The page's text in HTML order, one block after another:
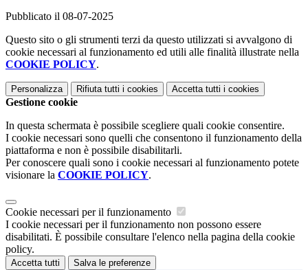
Pubblicato il 08-07-2025
Questo sito o gli strumenti terzi da questo utilizzati si avvalgono di
cookie necessari al funzionamento ed utili alle finalità illustrate nella
COOKIE POLICY.
Personalizza Rifiuta tutti i cookies Accetta tutti i cookies
Gestione cookie
In questa schermata è possibile scegliere quali cookie consentire.
I cookie necessari sono quelli che consentono il funzionamento della
piattaforma e non è possibile disabilitarli.
Per conoscere quali sono i cookie necessari al funzionamento potete
visionare la COOKIE POLICY.
Cookie necessari per il funzionamento
I cookie necessari per il funzionamento non possono essere
disabilitati. È possibile consultare l'elenco nella pagina della cookie
policy.
Accetta tutti Salva le preferenze